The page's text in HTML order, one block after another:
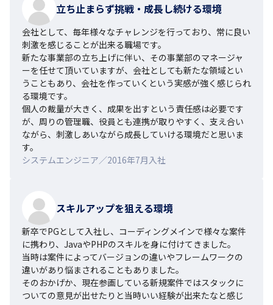
立ち止まらず挑戦・成長し続ける環境
会社として、毎年様々なチャレンジを行っており、常に良い
刺激を感じることが出来る職場です。
新たな事業部の立ち上げに伴い、その事業部のマネージャ
ーを任せて頂いていますが、会社としても新たな領域とい
うこともあり、会社を作っていくという実感が強く感じられ
る環境です。
個人の裁量が大きく、成果を出すという責任感は必要です
が、周りの管理職、役員とも連携が取りやすく、支え合い
ながら、刺激しあいながら成長していける環境だと思いま
す。
システムエンジニア／2016年7月入社
スキルアップを狙える環境
新卒でPGとして入社し、コーディングメインで様々な案件
に携わり、JavaやPHPのスキルを身に付けてきました。
当時は案件によってバージョンの違いやフレームワークの
違いがあり悩まされることもありました。
そのおかげか、現在参画している新規案件ではスタックに
ついての意見が出せたりと当時いい経験が出来たなと感じ